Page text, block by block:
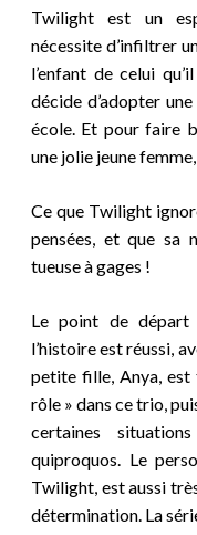
Twilight est un
nécessite d’infiltrer
l’enfant de celui
décide d’adopter
école. Et pour faire
une jolie jeune
Ce que Twilight
pensées, et que sa
tueuse à gages !
Le point de
l’histoire est réussi,
petite fille, Anya, est
rôle » dans ce trio,
certaines
quiproquos. Le
Twilight, est aussi
détermination. La